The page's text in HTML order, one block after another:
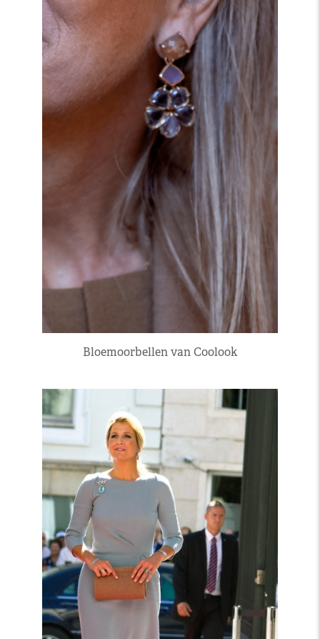
Bloemoorbellen van Coolook